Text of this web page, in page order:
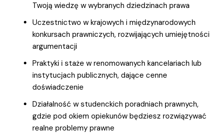
Twoją wiedzę w wybranych dziedzinach prawa
Uczestnictwo w krajowych i międzynarodowych
konkursach prawniczych, rozwijających umiejętności
argumentacji
Praktyki i staże w renomowanych kancelariach lub
instytucjach publicznych, dające cenne
doświadczenie
Działalność w studenckich poradniach prawnych,
gdzie pod okiem opiekunów będziesz rozwiązywać
realne problemy prawne